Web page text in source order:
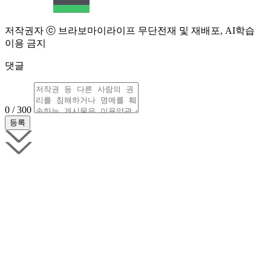
저작권자 ⓒ 브라보마이라이프 무단전재 및 재배포, AI학습
이용 금지
댓글
0 / 300